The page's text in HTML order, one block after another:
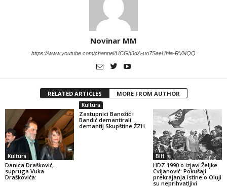
Novinar MM
https://www.youtube.com/channel/UCGh3dA-uo7SaeHhla-RVNQQ
RELATED ARTICLES MORE FROM AUTHOR
Kultura
Danica Drašković,
supruga Vuka
Draškovića:
Kultura
Zastupnici Banožić i
Bandić demantirali
demantij Skupštine ŽZH
BIH
HDZ 1990 o izjavi Željke
Cvijanović: Pokušaji
prekrajanja istine o Oluji
su neprihvatljivi